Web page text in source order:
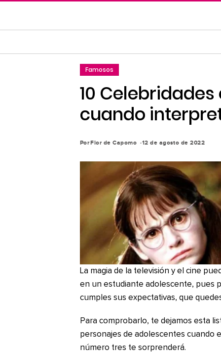
contenido
Famosos
10
cuando
PorFlor de Capomo 12 de agosto de 2022
La magia de la televisión y el cine
en un estudiante adolescente, pues
cumples sus expectativas, que
Para comprobarlo, te dejamos esta
personajes de adolescentes cuando
número tres te sorprenderá.